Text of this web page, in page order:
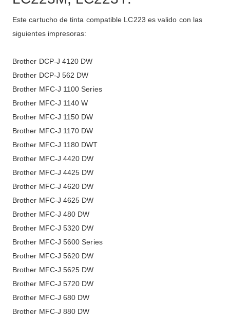
Este cartucho de tinta compatible LC223 es valido con las
siguientes impresoras:
Brother DCP-J 4120 DW
Brother DCP-J 562 DW
Brother MFC-J 1100 Series
Brother MFC-J 1140 W
Brother MFC-J 1150 DW
Brother MFC-J 1170 DW
Brother MFC-J 1180 DWT
Brother MFC-J 4420 DW
Brother MFC-J 4425 DW
Brother MFC-J 4620 DW
Brother MFC-J 4625 DW
Brother MFC-J 480 DW
Brother MFC-J 5320 DW
Brother MFC-J 5600 Series
Brother MFC-J 5620 DW
Brother MFC-J 5625 DW
Brother MFC-J 5720 DW
Brother MFC-J 680 DW
Brother MFC-J 880 DW